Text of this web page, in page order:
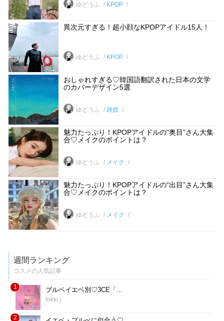
ゆどうふ KPOP
異次元すぎる！超小顔なKPOPアイドル15人！
ゆどうふ KPOP
おしゃれすぎる♡韓国語翻訳された日本の文学
のカバーデザイン5選
ゆどうふ 雑貨
魅力たっぷり！KPOPアイドルの“奥目”さん大集
合♡メイクのポイントは？
ゆどうふ メイク
魅力たっぷり！KPOPアイドルの“出目”さん大集
合♡メイクのポイントは？
ゆどうふ メイク
週間ランキング
コスメの人気記事
1 ブルベイエベ別♡3CE「...
tokki |
2